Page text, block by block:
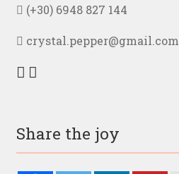
(+30) 6948 827 144
crystal.pepper@gmail.com
Share the joy